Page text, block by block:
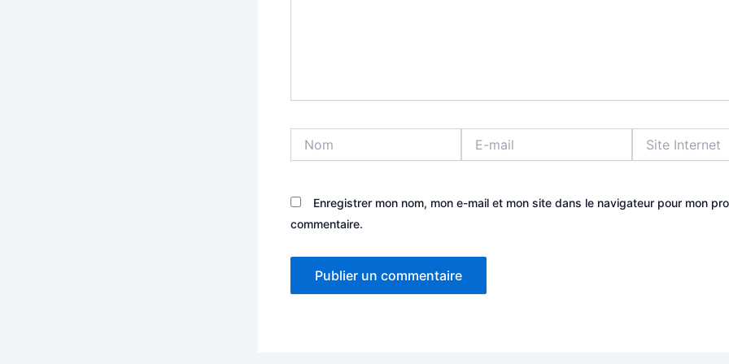
mail
Internet
Enregistrer mon nom, mon e-mail et mon site dans le navigateur pour mon
commentaire.